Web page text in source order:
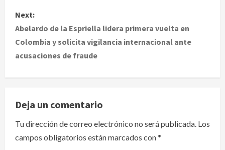
t
n
i
g
Next:
Abelardo de la Espriella lidera primera vuelta en
Colombia y solicita vigilancia internacional ante
acusaciones de fraude
Deja un comentario
Tu dirección de correo electrónico no será publicada. Los
campos obligatorios están marcados con*